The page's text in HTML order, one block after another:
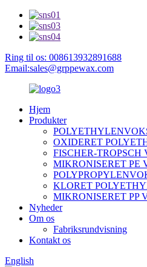
Ring til os: 008613932891688
Email:sales@grppewax.com
Hjem
Produkter
OXIDERET
FISCHER-TROPSCH
MIKRONISERET PE
KLORET
MIKRONISERET PP
Nyheder
Om os
Fabriksrundvisning
Kontakt os
English